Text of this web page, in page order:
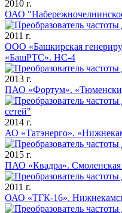
2010 г.
ОАО
2011 г.
ООО «Башкирская
«БашРТС». НС-4
2013 г.
ПАО «Фортум».
2014 г.
АО «Татэнерго».
2015 г.
ПАО «Квадра».
2011 г.
ОАО «ТГК-16».